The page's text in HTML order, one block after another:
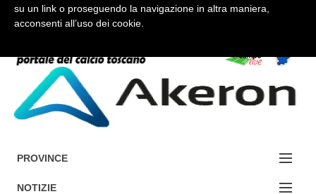
Accedi / Registrati
PROVINCE
EDIZIONE:
NOTIZIE
su un link o proseguendo la navigazione in altra maniera,
acconsenti all’uso dei cookie.